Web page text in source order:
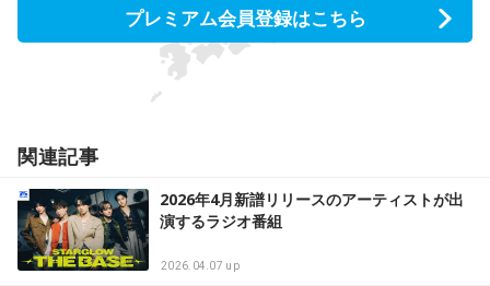
プレミアム会員登録はこちら
関連記事
2026年4月新譜リリースのアーティストが出
演するラジオ番組
2026.04.07 up